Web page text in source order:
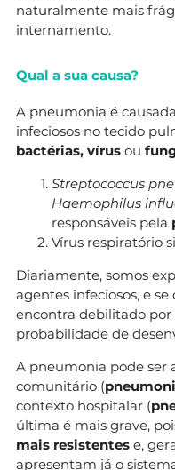
naturalmente mais
internamento.
Qual a sua causa?
A pneumonia é
infeciosos no tecido
bactérias, vírus ou
Streptococcus
Haemophilus
responsáveis pela
Vírus respiratório
Diariamente, somos
agentes infeciosos, e
encontra debilitado
probabilidade de
A pneumonia pode ser
comunitário (
contexto hospitalar (
última é mais grave,
mais resistentes e,
apresentam já o